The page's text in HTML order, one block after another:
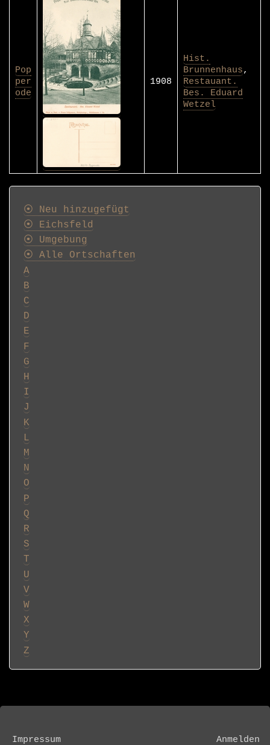
Pop
per
ode
1908
Hist.
Brunnenhaus,
Restauant.
Bes. Eduard
Wetzel
Postkarten
⦿ Neu hinzugefügt
⦿ Eichsfeld
⦿ Umgebung
⦿ Alle Ortschaften
A
B
C
D
E
F
G
H
I
J
K
L
M
N
O
P
Q
R
S
T
U
V
W
X
Y
Z
Impressum Anmelden